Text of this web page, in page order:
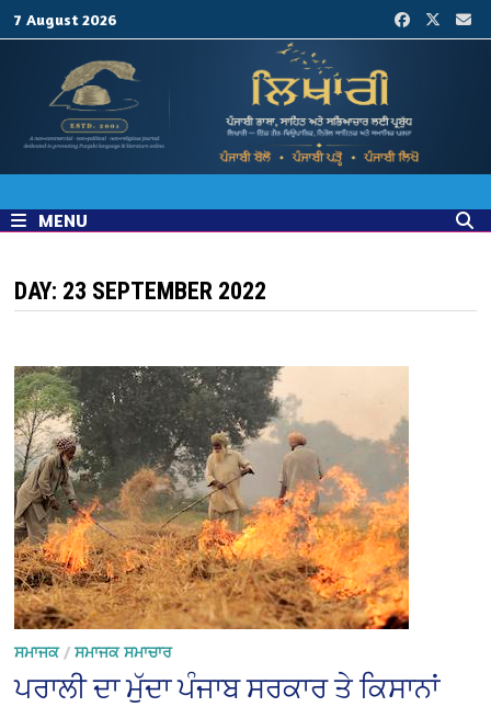
7 August 2026
MENU
DAY: 23 SEPTEMBER 2022
ਸਮਾਜਕ/ਸਮਾਜਕ ਸਮਾਚਾਰ
ਪਰਾਲੀ ਦਾ ਮੁੱਦਾ ਪੰਜਾਬ ਸਰਕਾਰ ਤੇ ਕਿਸਾਨਾਂ